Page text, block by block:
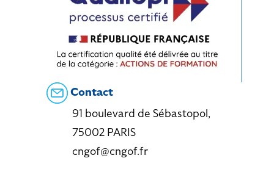
Contact
91 boulevard de Sébastopol,
75002 PARIS
cngof@cngof.fr